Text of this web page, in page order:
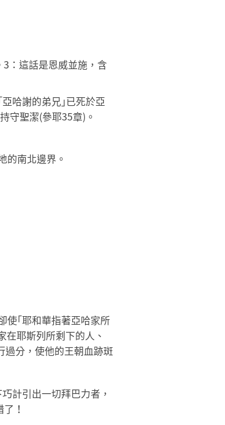
：這話是恩威並施，含
哈謝的弟兄｣已死於亞
守聖潔(參耶35章)。
的南北邊界。
使｢耶和華指著亞哈家所
耶斯列所剩下的人、
過分，使他的王朝血跡斑
計引出一切拜巴力者，
！